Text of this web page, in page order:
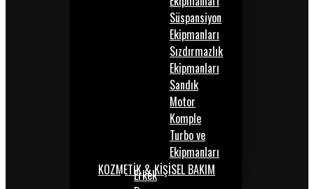
Süspansiyon
Ekipmanları
Sızdırmazlık
Ekipmanları
Sandık
Motor
Komple
Turbo ve
Ekipmanları
KOZMETİK & KİŞİSEL BAKIM
Erkek